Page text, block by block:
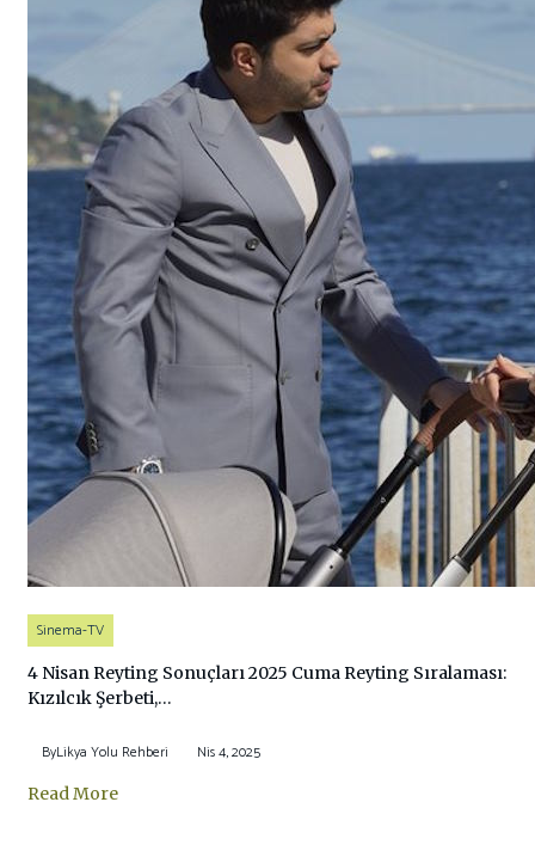
Sinema-TV
4 Nisan Reyting Sonuçları 2025 Cuma Reyting Sıralaması:
Kızılcık Şerbeti,…
ByLikya Yolu Rehberi Nis 4, 2025
Read More